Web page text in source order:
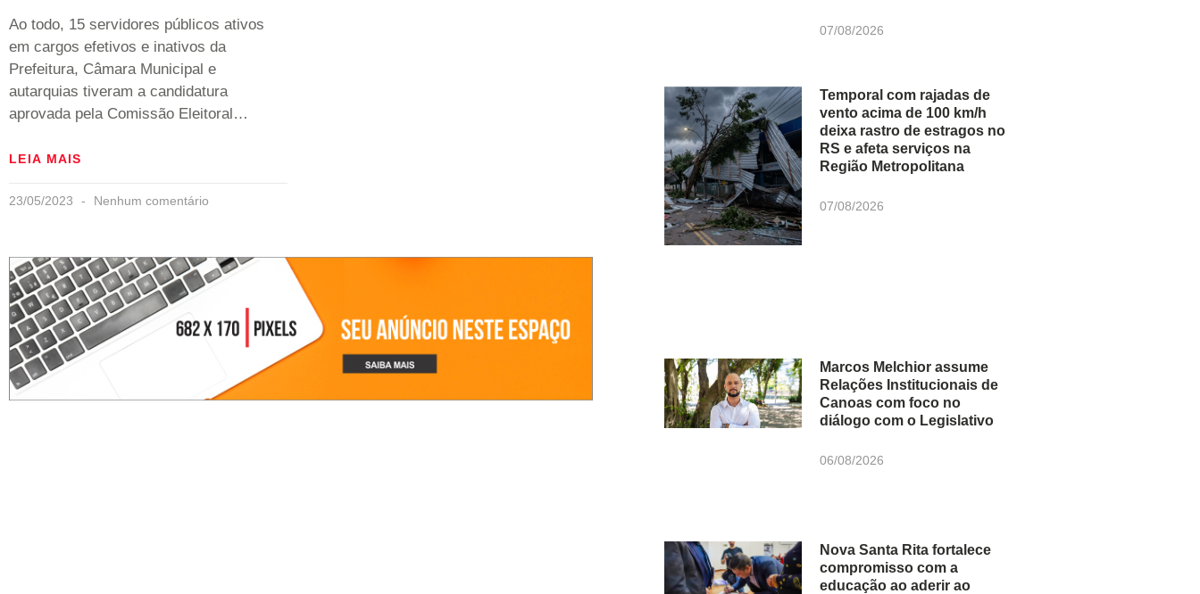
Ao todo, 15 servidores públicos ativos
em cargos efetivos e inativos da
Prefeitura, Câmara Municipal e
autarquias tiveram a candidatura
aprovada pela Comissão Eleitoral…
LEIA MAIS
23/05/2023 Nenhum comentário
07/08/2026
Temporal com rajadas de
vento acima de 100 km/h
deixa rastro de estragos no
RS e afeta serviços na
Região Metropolitana
07/08/2026
Marcos Melchior assume
Relações Institucionais de
Canoas com foco no
diálogo com o Legislativo
06/08/2026
Nova Santa Rita fortalece
compromisso com a
educação ao aderir ao